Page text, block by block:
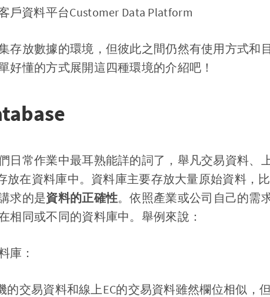
戶資料平台Customer Data Platform
存放數據的環境，但彼此之間仍然有使用方式和
好懂的方式展開這四種環境的介紹吧！
日常作業中最耳熟能詳的詞了，舉凡交易資料、
放在資料庫中。資料庫主要存放大量原始資料，
求的是資料的正確性。依照產業或公司自己的需
相同或不同的資料庫中。舉例來說：
庫：
交易資料和線上EC的交易資料雖然欄位相似，